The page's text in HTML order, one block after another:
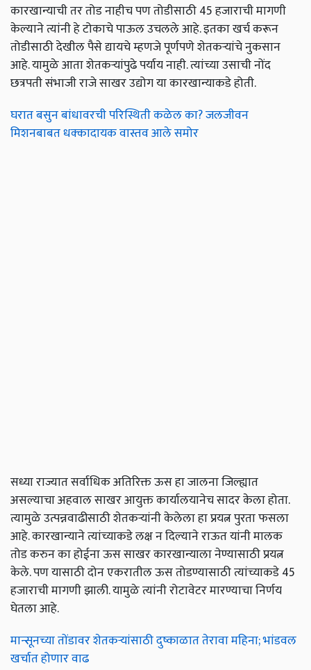
कारखान्याची तर तोड नाहीच पण तोडीसाठी 45 हजाराची मागणी
केल्याने त्यांनी हे टोकाचे पाऊल उचलले आहे. इतका खर्च करून
तोडीसाठी देखील पैसे द्यायचे म्हणजे पूर्णपणे शेतकऱ्यांचे नुकसान
आहे. यामुळे आता शेतकऱ्यांपुढे पर्याय नाही. त्यांच्या उसाची नोंद
छत्रपती संभाजी राजे साखर उद्योग या कारखान्याकडे होती.
घरात बसुन बांधावरची परिस्थिती कळेल का? जलजीवन
मिशनबाबत धक्कादायक वास्तव आले समोर
सध्या राज्यात सर्वाधिक अतिरिक्त ऊस हा जालना जिल्ह्यात
असल्याचा अहवाल साखर आयुक्त कार्यालयानेच सादर केला होता.
त्यामुळे उत्पन्नवाढीसाठी शेतकऱ्यांनी केलेला हा प्रयत्न पुरता फसला
आहे. कारखान्याने त्यांच्याकडे लक्ष न दिल्याने राऊत यांनी मालक
तोड करुन का होईना ऊस साखर कारखान्याला नेण्यासाठी प्रयत्न
केले. पण यासाठी दोन एकरातील ऊस तोडण्यासाठी त्यांच्याकडे 45
हजाराची मागणी झाली. यामुळे त्यांनी रोटावेटर मारण्याचा निर्णय
घेतला आहे.
मान्सूनच्या तोंडावर शेतकऱ्यांसाठी दुष्काळात तेरावा महिना; भांडवल
खर्चात होणार वाढ